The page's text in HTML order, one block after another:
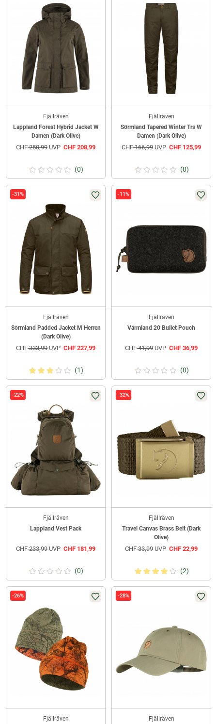
Fjällräven
Lappland Forest Hybrid Jacket W
Damen (Dark Olive)
CHF250,99 UVP CHF 208,99
(0)
Fjällräven
Sörmland Tapered Winter Trs W
Damen (Dark Olive)
CHF166,99 UVP CHF 125,99
(0)
-31%
Fjällräven
Sörmland Padded Jacket M Herren
(Dark Olive)
CHF333,99 UVP CHF 227,99
(1)
-11%
Fjällräven
Värmland 20 Bullet Pouch
CHF41,99 UVP CHF 36,99
(0)
-22%
Fjällräven
Lappland Vest Pack
CHF233,99 UVP CHF 181,99
(0)
-32%
Fjällräven
Travel Canvas Brass Belt (Dark
Olive)
CHF33,99 UVP CHF 22,99
(2)
-26%
Fjällräven
-28%
Fjällräven